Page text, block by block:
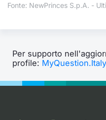
Fonte: NewPrinces S.p.A. -
Per supporto
profile: